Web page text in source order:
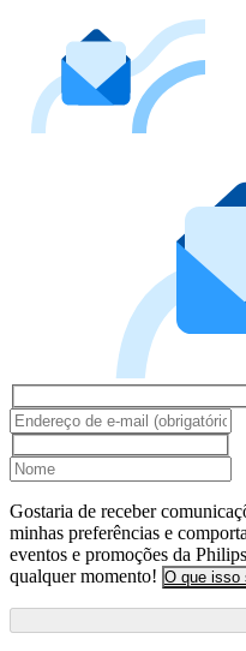
Gostaria de receber
minhas preferências e
eventos e promoções da
qualquer momento! O que isso